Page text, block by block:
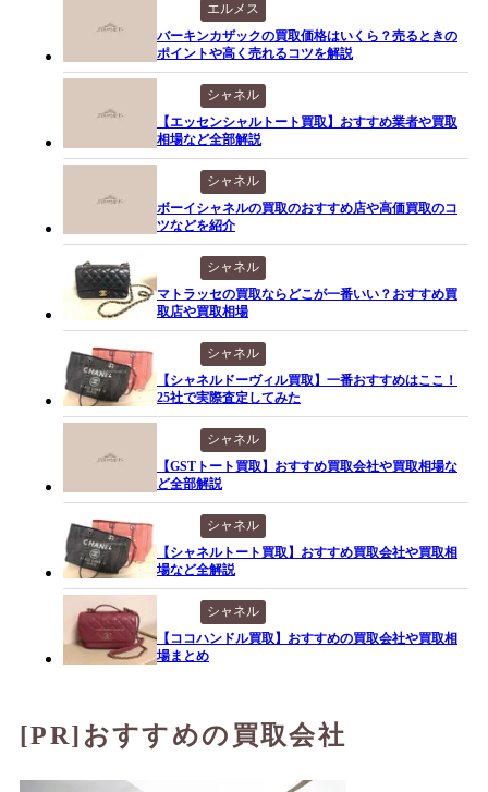
エルメス
バーキンカザックの買取価格はいくら？売るときの
ポイントや高く売れるコツを解説
シャネル
【エッセンシャルトート買取】おすすめ業者や買取
相場など全部解説
シャネル
ボーイシャネルの買取のおすすめ店や高価買取のコ
ツなどを紹介
シャネル
マトラッセの買取ならどこが一番いい？おすすめ買
取店や買取相場
シャネル
【シャネルドーヴィル買取】一番おすすめはここ！
25社で実際査定してみた
シャネル
【GSTトート買取】おすすめ買取会社や買取相場な
ど全部解説
シャネル
【シャネルトート買取】おすすめ買取会社や買取相
場など全解説
シャネル
【ココハンドル買取】おすすめの買取会社や買取相
場まとめ
[PR]おすすめの買取会社